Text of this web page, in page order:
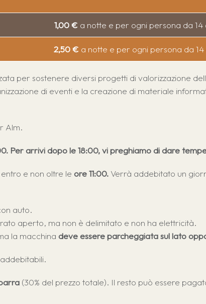
1,00 € a notte e per ogni persona da 14
2,50 € a notte e per ogni persona da 14
per sostenere diversi progetti di valorizzazione
di eventi e la creazione di materiale
Alm.
Per arrivi dopo le 18:00, vi preghiamo di dare
e non oltre le ore 11:00. Verrà addebitato un
auto.
aperto, ma non è delimitato e non ha elettricità.
la macchinadeve essere parcheggiata sul lato
(30% del prezzo totale). Il resto può essere